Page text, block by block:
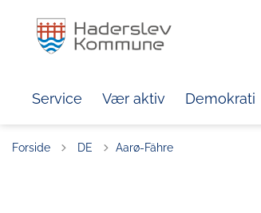
Service Vær aktiv Demokrati
Forside Tilbage til
DE Aarø-Fähre